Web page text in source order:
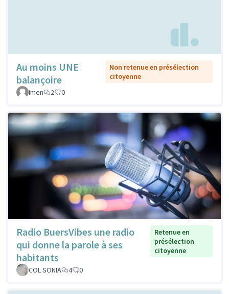
Au moins UNE
balançoire
Non retenue en présélection
citoyenne
Imen
2 0
Radio BuersVibes une radio
qui donne la parole à ses
habitants
Retenue en
présélection
citoyenne
COL SONIA 4 0